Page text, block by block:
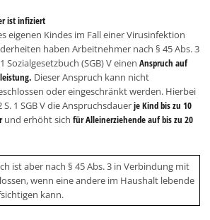
ist infiziert
eigenen Kindes im Fall einer Virusinfektion
haben Arbeitnehmer nach § 45 Abs. 3
Sozialgesetzbuch (SGB) V einenAnspruch auf
Dieser Anspruch kann nicht
oder eingeschränkt werden. Hierbei
S. 1 SGB V die Anspruchsdauerje Kind bis zu 10
und erhöht sichfür Alleinerziehende auf bis zu 20
ist aber nach § 45 Abs. 3 in Verbindung mit
wenn eine andere im Haushalt lebende
kann.